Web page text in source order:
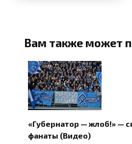
Вам также может
«Губернатор — жлоб!» —
фанаты (Видео)